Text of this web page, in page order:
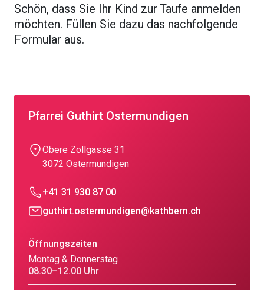
Schön, dass Sie Ihr Kind zur Taufe anmelden
möchten. Füllen Sie dazu das nachfolgende
Formular aus.
Pfarrei Guthirt Ostermundigen
Obere Zollgasse 31
3072 Ostermundigen
+41 31 930 87 00
guthirt.ostermundigen@kathbern.ch
Öffnungszeiten
Montag & Donnerstag
08.30–12.00 Uhr